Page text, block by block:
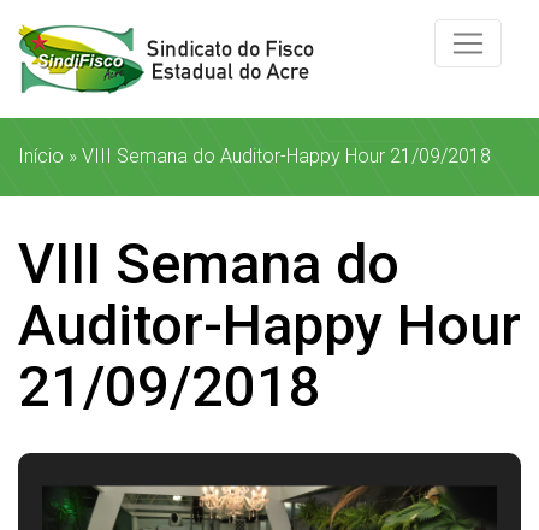
Início » VIII Semana do Auditor-Happy Hour 21/09/2018
VIII Semana do
Auditor-Happy Hour
21/09/2018